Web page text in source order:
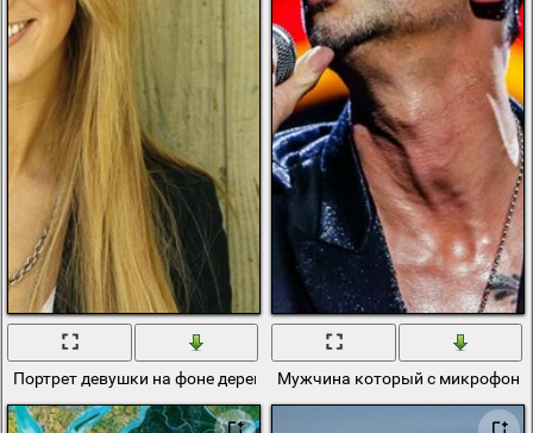
Портрет девушки на фоне деревянной стены
Мужчина который с